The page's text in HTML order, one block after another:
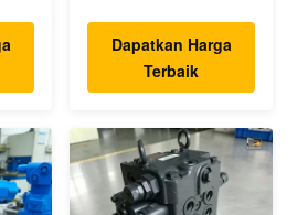
OEM Travel Motor
B0240-18076
RB511-61290
RC157-78000 Untuk
suku cadang mini
excavator
Dapatkan Harga
Terbaik